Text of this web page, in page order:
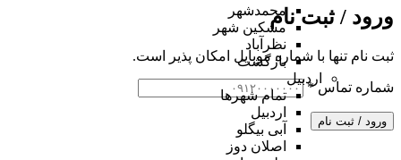
ورود / ثبت نام
ثبت نام تنها با شماره موبایل امکان پذیر است.
شماره تماس*
ورود / ثبت نام
محمدشهر
مشکین شهر
نظرآباد
بازگشت
اردبیل
تمام شهر‌ها
اردبیل
آبی بیگلو
اصلان دوز